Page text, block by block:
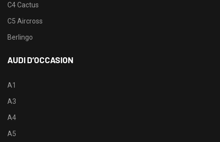
C4 Cactus
C5 Aircross
Berlingo
AUDI D’OCCASION
A1
A3
A4
A5